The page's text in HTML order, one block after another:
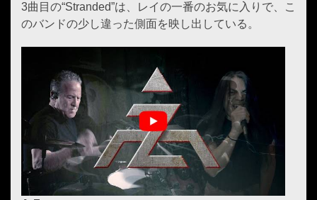
3曲目の“Stranded”は、レイの一番のお気に入りで、こ
のバンドの少し違った側面を映し出している。